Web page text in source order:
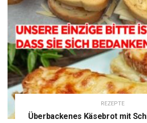
REZEPTE
Überbackenes Käsebrot mit